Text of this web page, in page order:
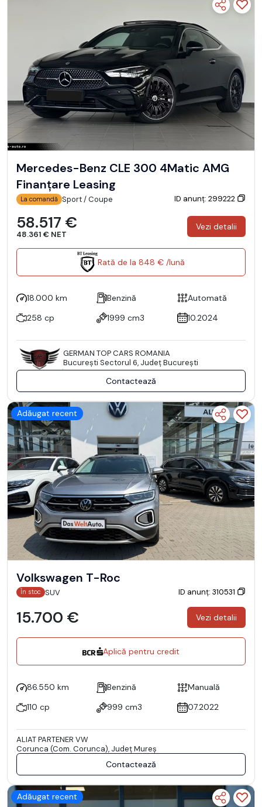
Mercedes-Benz CLE 300 4Matic AMG
Finanțare Leasing
La comandă Sport / Coupe ID anunț: 299222
58.517 €
48.361 € NET
Vezi detalii
Rată de la 848 € /lună
18.000 km Benzină
Automată
258 cp
1999 cm3 10.2024
GERMAN TOP CARS ROMANIA
Bucureşti Sectorul 6, Județ București
Contactează
Adăugat recent
Volkswagen T-Roc
În stoc SUV ID anunț: 310531
15.700 € Vezi detalii
Aplică pentru credit
86.550 km Benzină
Manuală
110 cp
999 cm3 07.2022
ALIAT PARTENER VW
Corunca (Com. Corunca), Județ Mureş
Contactează
Adăugat recent